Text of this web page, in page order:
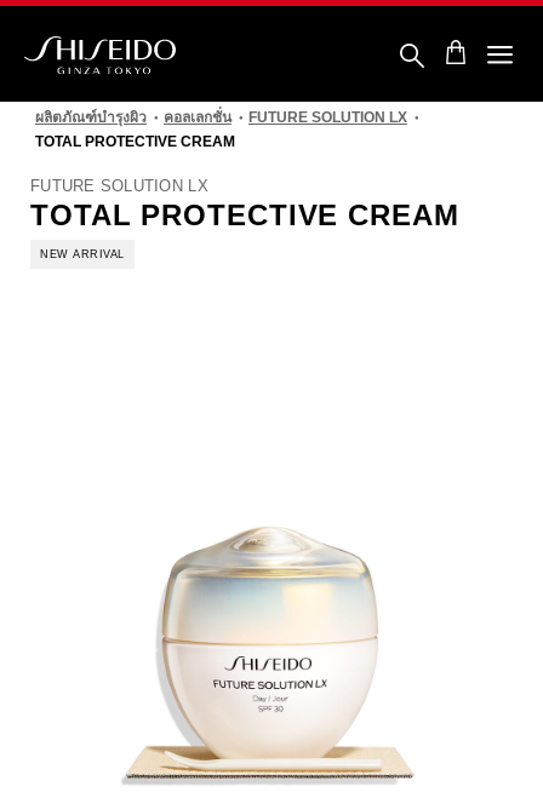
ข้าม
เซ
โด้ผลิตภัณฑ์บำรุงผิว คอลเลกชั่น
FUTURE SOLUTION LX
TOTAL PROTECTIVE CREAM
FUTURE SOLUTION LX
TOTAL PROTECTIVE CREAM
NEW ARRIVAL